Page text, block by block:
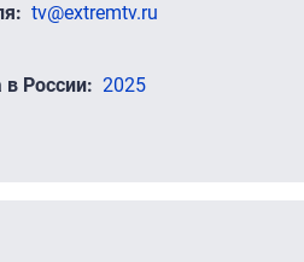
tv@extremtv.ru
в России 2025